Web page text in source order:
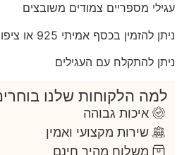
עגילי מספריים צמודים משובצים
ניתן להזמין בכסף אמיתי 925 או ציפוי זהב איכותי
ניתן להתקלח עם העגילים
למה הלקוחות שלנו
איכות גבוהה
שירות מקצועי ואמין
משלוח מהיר חינם